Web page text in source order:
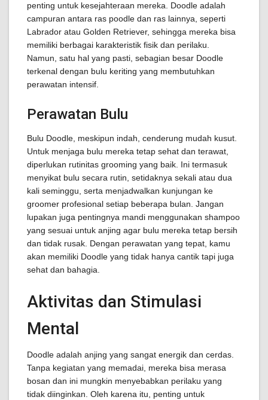
penting untuk kesejahteraan mereka. Doodle adalah
campuran antara ras poodle dan ras lainnya, seperti
Labrador atau Golden Retriever, sehingga mereka bisa
memiliki berbagai karakteristik fisik dan perilaku.
Namun, satu hal yang pasti, sebagian besar Doodle
terkenal dengan bulu keriting yang membutuhkan
perawatan intensif.
Perawatan Bulu
Bulu Doodle, meskipun indah, cenderung mudah kusut.
Untuk menjaga bulu mereka tetap sehat dan terawat,
diperlukan rutinitas grooming yang baik. Ini termasuk
menyikat bulu secara rutin, setidaknya sekali atau dua
kali seminggu, serta menjadwalkan kunjungan ke
groomer profesional setiap beberapa bulan. Jangan
lupakan juga pentingnya mandi menggunakan shampoo
yang sesuai untuk anjing agar bulu mereka tetap bersih
dan tidak rusak. Dengan perawatan yang tepat, kamu
akan memiliki Doodle yang tidak hanya cantik tapi juga
sehat dan bahagia.
Aktivitas dan Stimulasi
Mental
Doodle adalah anjing yang sangat energik dan cerdas.
Tanpa kegiatan yang memadai, mereka bisa merasa
bosan dan ini mungkin menyebabkan perilaku yang
tidak diinginkan. Oleh karena itu, penting untuk